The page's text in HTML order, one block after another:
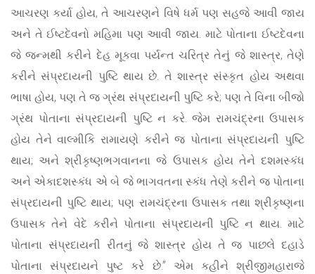
આચરણ કર્યા હોય, તે આચરણને વિષે ધર્મ પણ સહજે આવી જાય
અને તે ઈષ્ટદેવનો મહિમા પણ આવી જાય. માટે પોતાના ઈષ્ટદેવના
જે જન્મથી કરીને દેહ મૂકવા પર્યન્ત ચરિત્ર તેનું જે શાસ્ત્ર, તેણે
કરીને સંપ્રદાયની પુષ્ટિ થાય છે. તે શાસ્ત્ર સંસ્કૃત હોય અથવા
ભાષા હોય, પણ તે જ ગ્રંથ સંપ્રદાયની પુષ્ટિ કરે; પણ તે વિના બીજો
ગ્રંથ પોતાના સંપ્રદાયની પુષ્ટિ ન કરે. જેમ રામચંદ્રના ઉપાસક
હોય તેને વાલ્મીકિ રામાયણે કરીને જ પોતાના સંપ્રદાયની પુષ્ટિ
થાય; અને શ્રીકૃષ્ણભગવાનના જે ઉપાસક હોય તેને દશમસ્કંધ
અને એકાદશસ્કંધ એ બે જે ભાગવતના સ્કંધ તેણે કરીને જ પોતાના
સંપ્રદાયની પુષ્ટિ થાય; પણ રામચંદ્રના ઉપાસક તથા શ્રીકૃષ્ણના
ઉપાસક તેને વેદે કરીને પોતાના સંપ્રદાયની પુષ્ટિ ન થાય. માટે
પોતાના સંપ્રદાયની રીતનું જે શાસ્ત્ર હોય તે જ પાછલે દહાડે
પોતાના સંપ્રદાયને પુષ્ટ કરે છે.” એમ કહીને શ્રીજીમહારાજે